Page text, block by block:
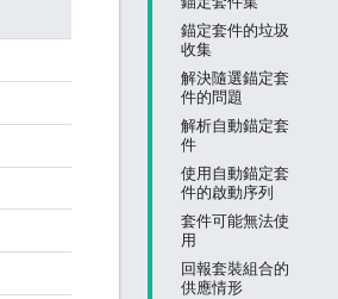
錨定套件的垃圾
收集
解決隨選錨定套
件的問題
解析自動錨定套
件
使用自動錨定套
件的啟動序列
套件可能無法使
用
回報套裝組合的
供應情形